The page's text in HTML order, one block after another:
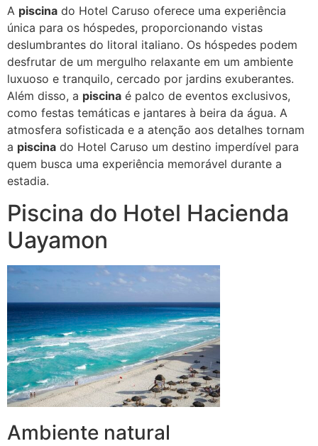
A piscina do Hotel Caruso oferece uma experiência
única para os hóspedes, proporcionando vistas
deslumbrantes do litoral italiano. Os hóspedes podem
desfrutar de um mergulho relaxante em um ambiente
luxuoso e tranquilo, cercado por jardins exuberantes.
Além disso, a piscina é palco de eventos exclusivos,
como festas temáticas e jantares à beira da água. A
atmosfera sofisticada e a atenção aos detalhes tornam
a piscina do Hotel Caruso um destino imperdível para
quem busca uma experiência memorável durante a
estadia.
Piscina do Hotel Hacienda
Uayamon
Ambiente natural